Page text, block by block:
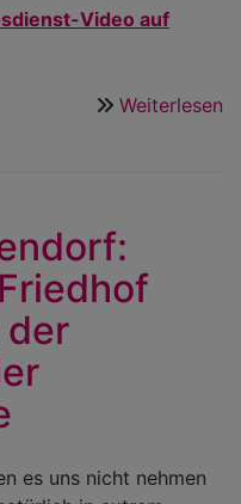
Video auf
Weiterlesen
der
es uns nicht nehmen